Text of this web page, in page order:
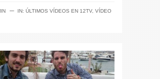
─ IN: ÚLTIMOS VÍDEOS EN 12TV, VÍDEO